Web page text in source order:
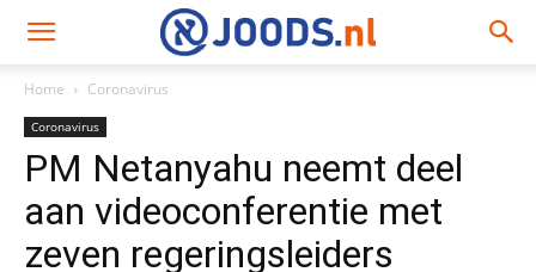
Home Coronavirus
Coronavirus
PM Netanyahu neemt deel
aan videoconferentie met
zeven regeringsleiders